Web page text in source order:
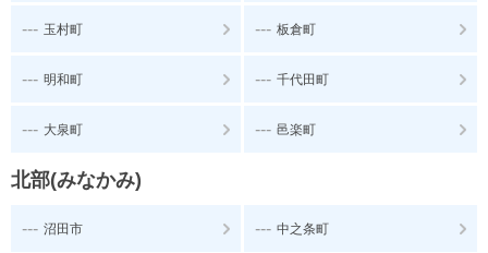
--- 玉村町 --- 板倉町
--- 明和町 --- 千代田町
--- 大泉町 --- 邑楽町
北部(みなかみ)
--- 沼田市 --- 中之条町